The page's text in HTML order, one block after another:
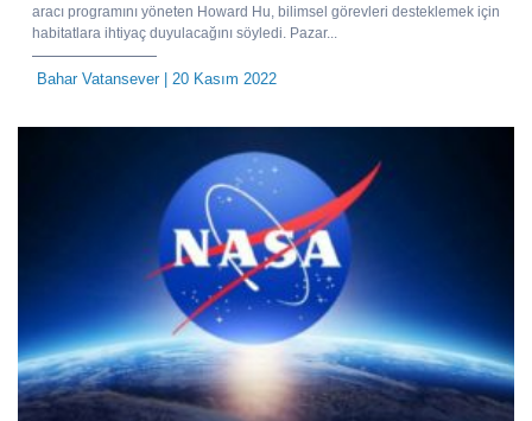
aracı programını yöneten Howard Hu, bilimsel görevleri desteklemek için
habitatlara ihtiyaç duyulacağını söyledi. Pazar...
Bahar Vatansever| 20 Kasım 2022